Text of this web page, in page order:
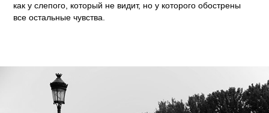
как у слепого, который не видит, но у которого обострены
все остальные чувства.